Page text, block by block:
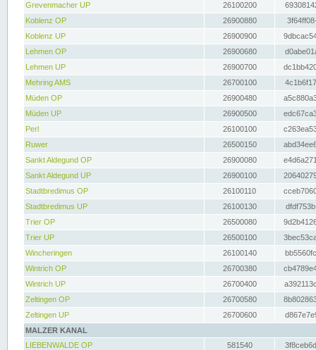
Grevenmacher UP
26100200
Koblenz OP
26900880
Koblenz UP
26900900
Lehmen OP
26900680
Lehmen UP
26900700
Mehring AMS
26700100
Müden OP
26900480
Müden UP
26900500
Perl
26100100
Ruwer
26500150
Sankt Aldegund OP
26900080
Sankt Aldegund UP
26900100
Stadtbredimus OP
26100110
Stadtbredimus UP
26100130
Trier OP
26500080
Trier UP
26500100
Wincheringen
26100140
Wintrich OP
26700380
Wintrich UP
26700400
Zeltingen OP
26700580
Zeltingen UP
26700600
MALZER KANAL
LIEBENWALDE OP
581540